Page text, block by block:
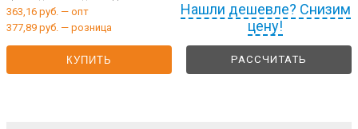
Нашли дешевле? Снизим
цену!
363,16 руб. — опт
377,89 руб. — розница
КУПИТЬ РАССЧИТАТЬ